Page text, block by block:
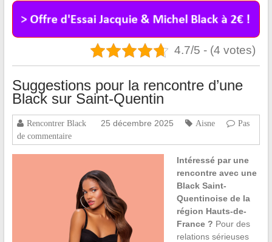
4.7/5 - (4 votes)
Suggestions pour la rencontre d’une
Black sur Saint-Quentin
Rencontrer Black 25 décembre 2025 Aisne
Pas
de commentaire
Intéressé par une
rencontre avec une
Black Saint-
Quentinoise de la
région Hauts-de-
France ? Pour des
relations sérieuses